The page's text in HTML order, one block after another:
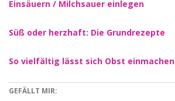
Einsäuern / Milchsauer einlegen
Süß oder herzhaft: Die Grundrezepte
So vielfältig lässt sich Obst einmachen
GEFÄLLT MIR: